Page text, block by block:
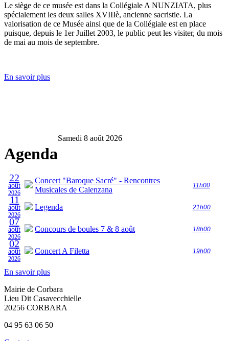
Le siège de ce musée est dans la Collégiale A NUNZIATA, plus
spécialement les deux salles XVIIIè, ancienne sacristie. La
valorisation de ce Musée ainsi que de la Collégiale est en place
puisque, depuis le 1er Juillet 2003, le public peut les visiter, du mois
de mai au mois de septembre.
En savoir plus
Agenda
Samedi 8 août 2026
22
août
2026
Concert "Baroque Sacré" - Rencontres
Musicales de Calenzana
11h00
11
août
2026
Legenda 21h00
07
août
2026
Concours de boules 7 & 8 août 18h00
02
août
2026
Concert A Filetta 19h00
En savoir plus
Mairie de Corbara
Lieu Dit Casavecchielle
20256 CORBARA
04 95 63 06 50